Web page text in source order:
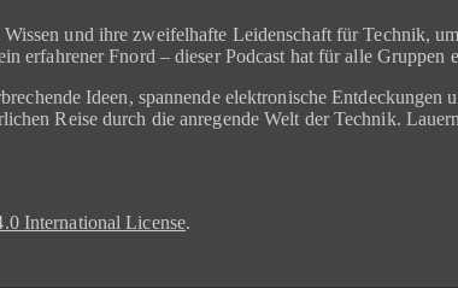
und ihre zweifelhafte Leidenschaft für Technik,
erfahrener Fnord – dieser Podcast hat für alle Gruppen
Ideen, spannende elektronische
Reise durch die anregende Welt der Technik.
International License.